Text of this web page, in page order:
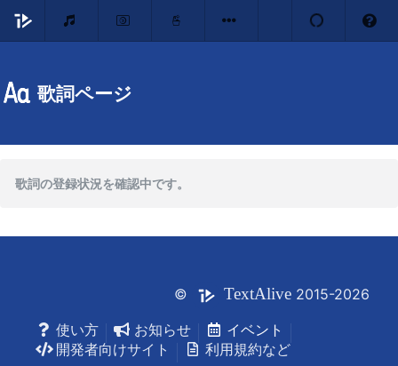
歌詞ページ
歌詞の登録状況を確認中です。
© TextAlive 2015-2026
使い方
お知らせ
イベント
開発者向けサイト
利用規約など